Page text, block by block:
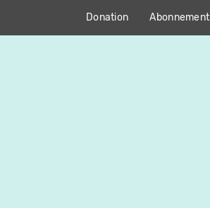
Donation Abonnement